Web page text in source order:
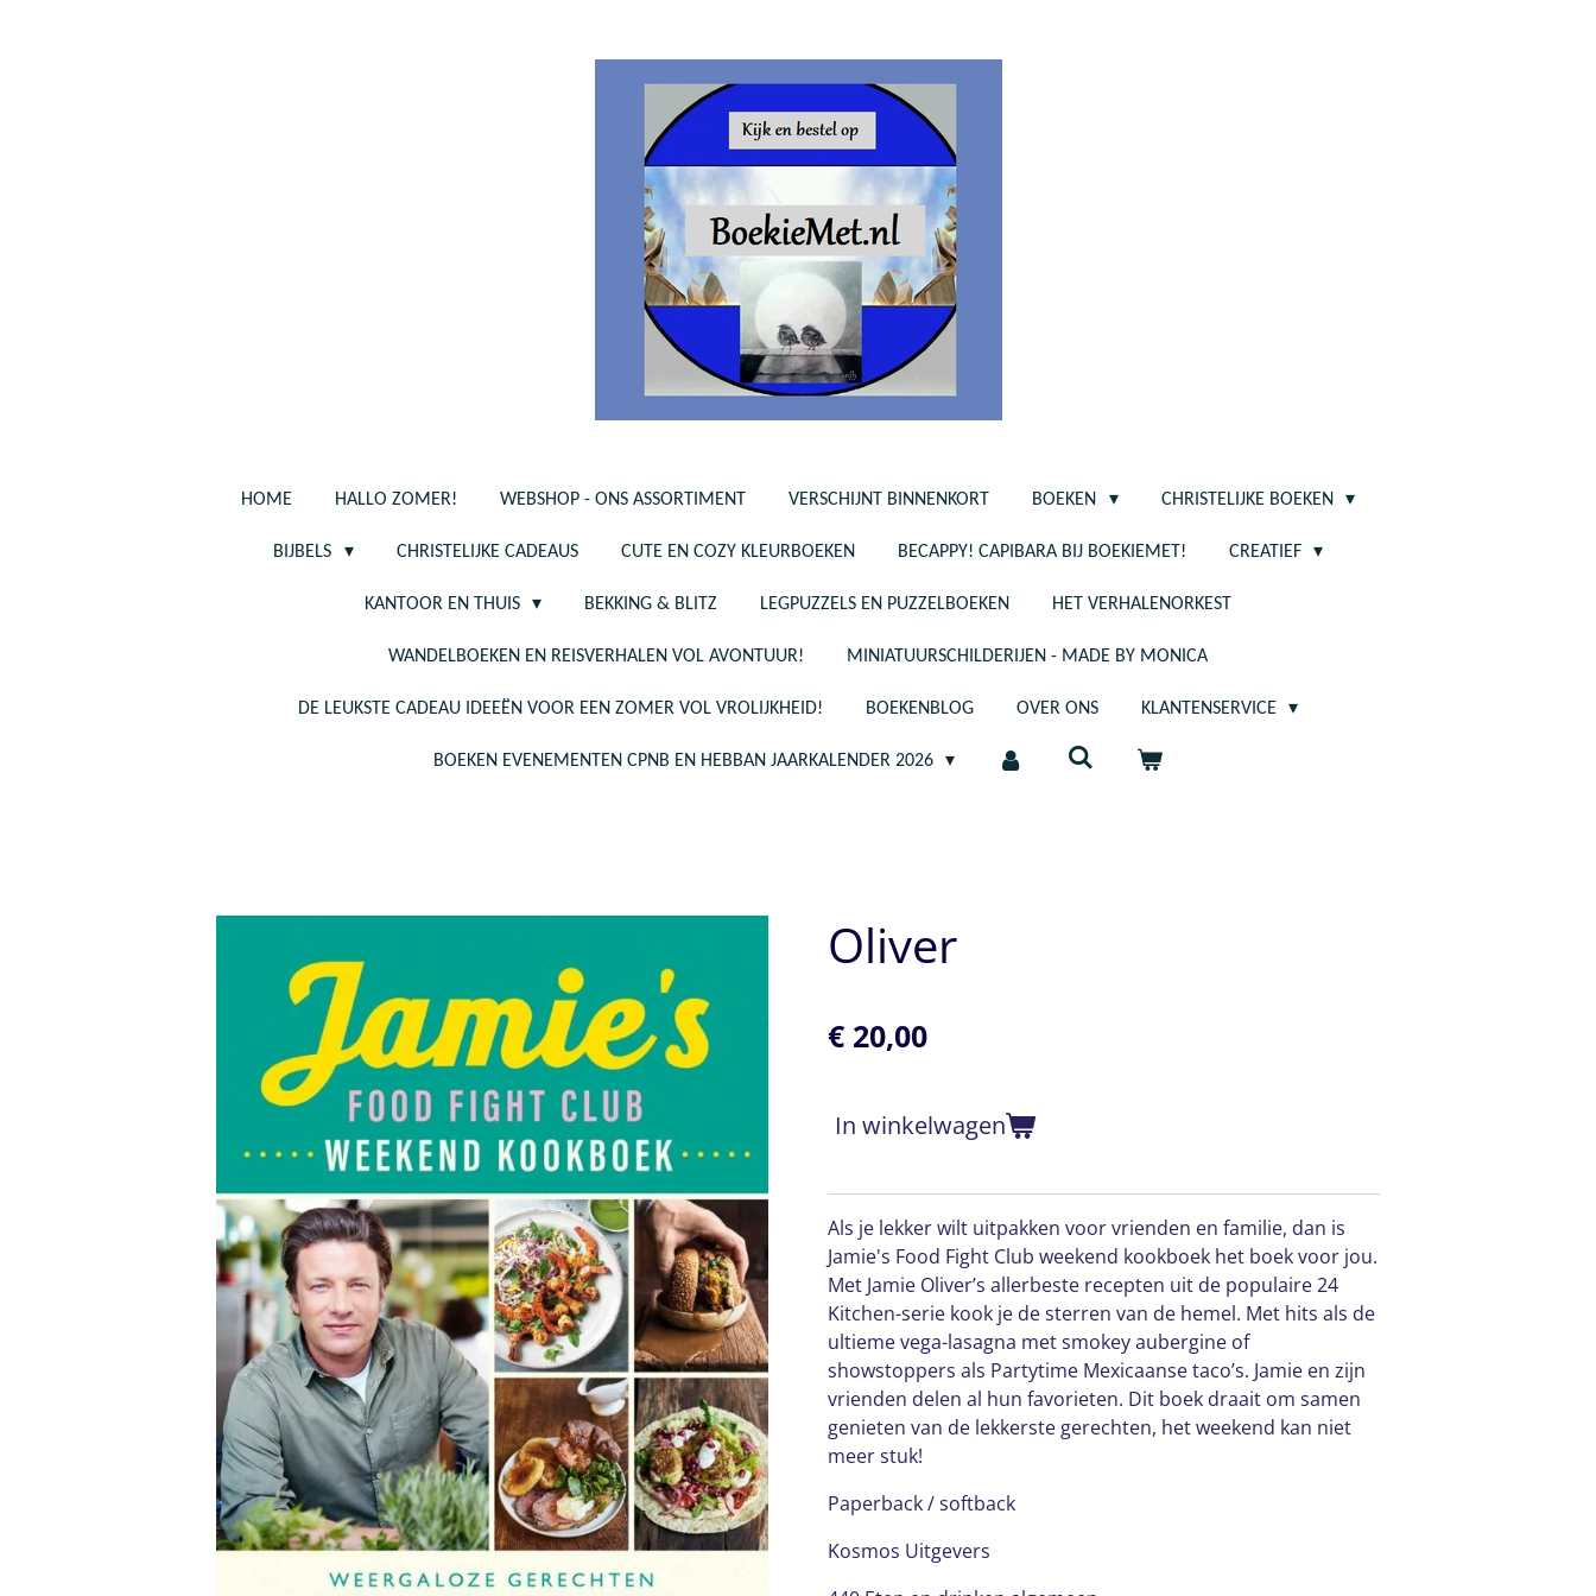
HOME HALLO ZOMER! WEBSHOP - ONS ASSORTIMENT VERSCHIJNT BINNENKORT BOEKEN CHRISTELIJKE BOEKEN
BIJBELS CHRISTELIJKE CADEAUS CUTE EN COZY KLEURBOEKEN BECAPPY! CAPIBARA BIJ BOEKIEMET! CREATIEF
KANTOOR EN THUIS BEKKING & BLITZ LEGPUZZELS EN PUZZELBOEKEN HET VERHALENORKEST
WANDELBOEKEN EN REISVERHALEN VOL AVONTUUR! MINIATUURSCHILDERIJEN - MADE BY MONICA
DE LEUKSTE CADEAU IDEEËN VOOR EEN ZOMER VOL VROLIJKHEID! BOEKENBLOG OVER ONS KLANTENSERVICE
BOEKEN EVENEMENTEN CPNB EN HEBBAN JAARKALENDER 2026
Oliver
€ 20,00
In winkelwagen
Als je lekker wilt uitpakken voor vrienden en familie, dan is
Jamie's Food Fight Club weekend kookboek het boek voor jou.
Met Jamie Oliver’s allerbeste recepten uit de populaire 24
Kitchen-serie kook je de sterren van de hemel. Met hits als de
ultieme vega-lasagna met smokey aubergine of
showstoppers als Partytime Mexicaanse taco’s. Jamie en zijn
vrienden delen al hun favorieten. Dit boek draait om samen
genieten van de lekkerste gerechten, het weekend kan niet
meer stuk!
Paperback / softback
Kosmos Uitgevers